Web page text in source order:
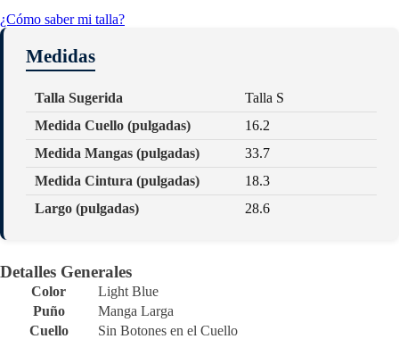
¿Cómo saber mi talla?
Medidas
Talla Sugerida
Talla S
Medida Cuello (pulgadas)
16.2
Medida Mangas (pulgadas)
33.7
Medida Cintura (pulgadas)
18.3
Largo (pulgadas)
28.6
Detalles Generales
Color
Light Blue
Puño
Manga Larga
Cuello
Sin Botones en el Cuello